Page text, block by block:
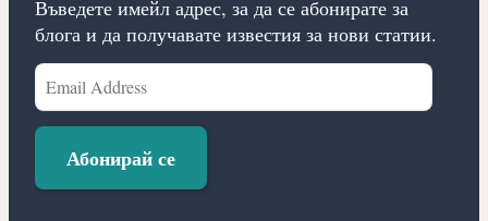
Въведете имейл адрес, за да се абонирате за
блога и да получавате известия за нови статии.
Email
Address
Абонирай се